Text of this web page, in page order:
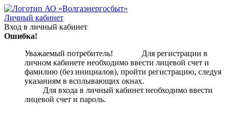
Личный кабинет
Вход в личный кабинет
Ошибка!
Уважаемый потребитель! Для регистрации в
личном кабинете необходимо ввести лицевой счет и
фамилию (без инициалов), пройти регистрацию, следуя
указаниям в всплывающих окнах.
Для входа в личный кабинет необходимо ввести
лицевой счет и пароль.